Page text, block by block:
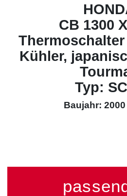
CB 1300
Kühler,
Typ:
Baujahr: 2000